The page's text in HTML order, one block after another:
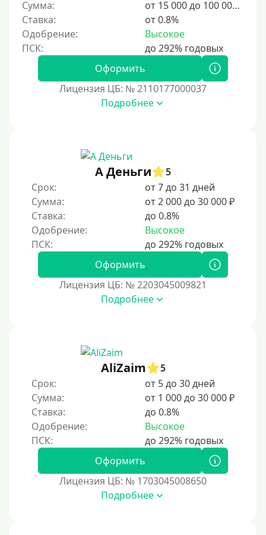
Сумма:
от 15 000 до 100 000 ₽
Ставка:
от 0.8%
Одобрение:
Высокое
Оформить
Лицензия ЦБ: № 2110177000037
Подробнее
А Деньги
5
Срок:
от 7 до 31 дней
Сумма:
от 2 000 до 30 000 ₽
Ставка:
до 0.8%
Одобрение:
Высокое
Оформить
Лицензия ЦБ: № 2203045009821
Подробнее
AliZaim
5
Срок:
от 5 до 30 дней
Сумма:
от 1 000 до 30 000 ₽
Ставка:
до 0.8%
Одобрение:
Высокое
Оформить
Лицензия ЦБ: № 1703045008650
Подробнее